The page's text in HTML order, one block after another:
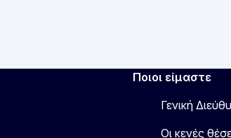
Ποιοι είμαστε
Γενική
Οι κενές